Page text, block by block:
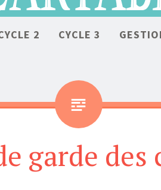
2 CYCLE 3
garde des